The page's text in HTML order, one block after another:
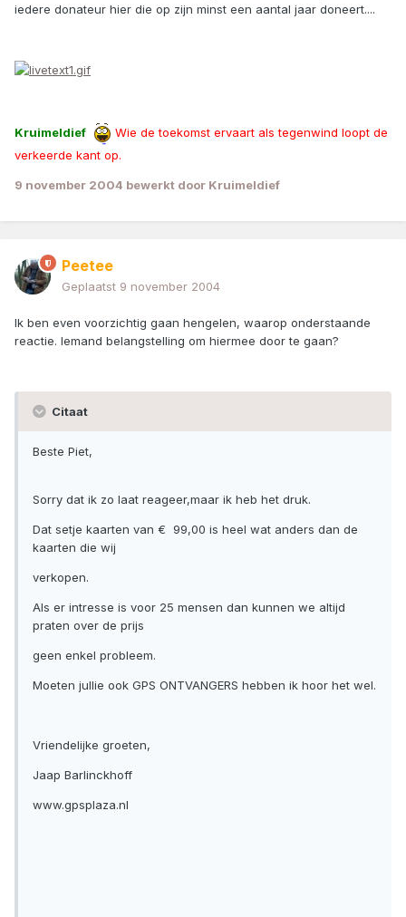
iedere donateur hier die op zijn minst een aantal jaar doneert....
Kruimeldief
Wie de toekomst ervaart als tegenwind loopt de
verkeerde kant op.
9 november 2004 bewerkt door Kruimeldief
Peetee
Geplaatst 9 november 2004
Ik ben even voorzichtig gaan hengelen, waarop onderstaande
reactie. Iemand belangstelling om hiermee door te gaan?
Citaat
Beste Piet,
Sorry dat ik zo laat reageer,maar ik heb het druk.
Dat setje kaarten van € 99,00 is heel wat anders dan de
kaarten die wij
verkopen.
Als er intresse is voor 25 mensen dan kunnen we altijd
praten over de prijs
geen enkel probleem.
Moeten jullie ook GPS ONTVANGERS hebben ik hoor het wel.
Vriendelijke groeten,
Jaap Barlinckhoff
www.gpsplaza.nl